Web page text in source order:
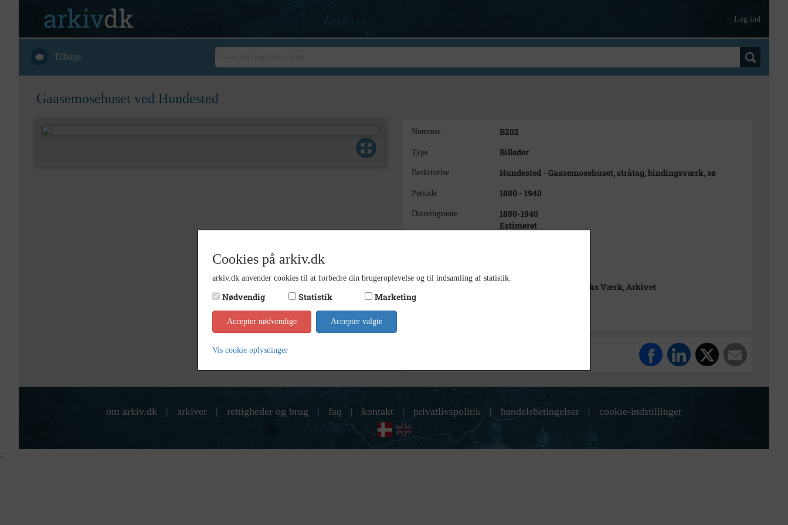
Log ind
Tilbage
Gaasemosehuset ved Hundested
Nummer B202
Type Billeder
Beskrivelse Hundested - Gaasemosehuset, stråtag, bindingsværk, sø
Periode 1880 - 1940
Dateringsnote
1880-1940
Estimeret
Industrimuseet Frederiks Værk, Arkivet
om arkiv.dk | arkiver | rettigheder og brug | faq | kontakt | privatlivspolitik | handelsbetingelser | cookie-indstillinger
Cookies på arkiv.dk
arkiv.dk anvender cookies til at forbedre din brugeroplevelse og til indsamling af statistik.
Nødvendig Statistik Marketing
Accepter nødvendige Accepter valgte
Vis cookie oplysninger
;